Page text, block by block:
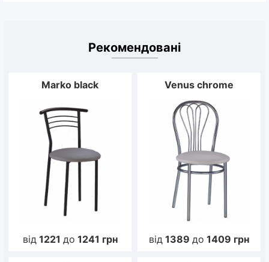
Рекомендовані
Marko black
від 1221 до 1241 грн
Venus chrome
від 1389 до 1409 грн